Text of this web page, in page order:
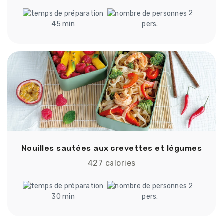
45 min
2
pers.
Nouilles sautées aux crevettes et légumes
427 calories
30 min
2
pers.